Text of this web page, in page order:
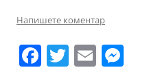
Напишете коментар
F T E